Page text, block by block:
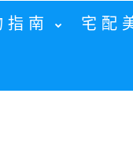
指南 宅配